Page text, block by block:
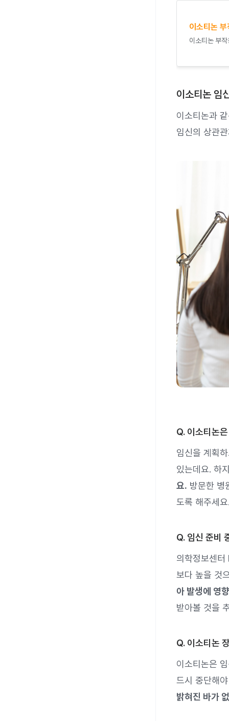
이소티논
이소티논 부
이소티논 임
이소티논과
임신의 상관
Q. 이소티논
임신을 계획
있는데요. 하
요. 방문한 병
도록 해주세
Q. 임신 준비
의학정보센
보다 높을 것
아 발생에 영
받아볼 것을
Q. 이소티논
이소티논은
드시 중단해
밝혀진 바가